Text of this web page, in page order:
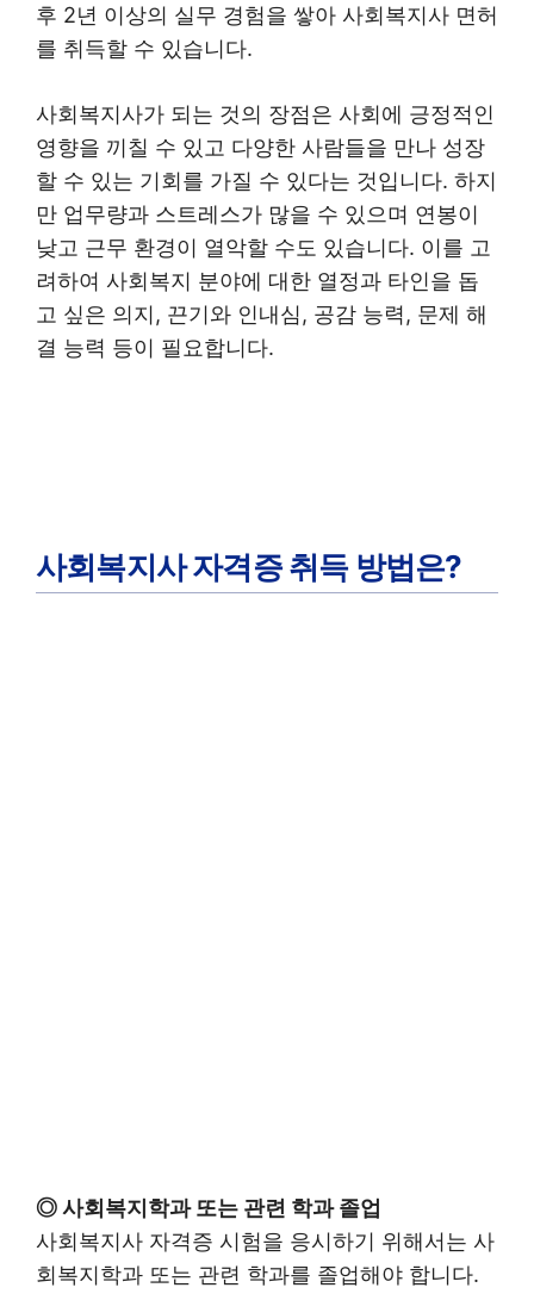
후 2년 이상의 실무 경험을 쌓아 사회복지사 면허
를 취득할 수 있습니다.
사회복지사가 되는 것의 장점은 사회에 긍정적인
영향을 끼칠 수 있고 다양한 사람들을 만나 성장
할 수 있는 기회를 가질 수 있다는 것입니다. 하지
만 업무량과 스트레스가 많을 수 있으며 연봉이
낮고 근무 환경이 열악할 수도 있습니다. 이를 고
려하여 사회복지 분야에 대한 열정과 타인을 돕
고 싶은 의지, 끈기와 인내심, 공감 능력, 문제 해
결 능력 등이 필요합니다.
사회복지사 자격증 취득 방법은?
◎ 사회복지학과 또는 관련 학과 졸업
사회복지사 자격증 시험을 응시하기 위해서는 사
회복지학과 또는 관련 학과를 졸업해야 합니다.